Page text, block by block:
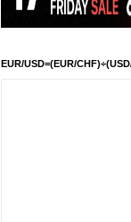
EUR/USD=(EUR/